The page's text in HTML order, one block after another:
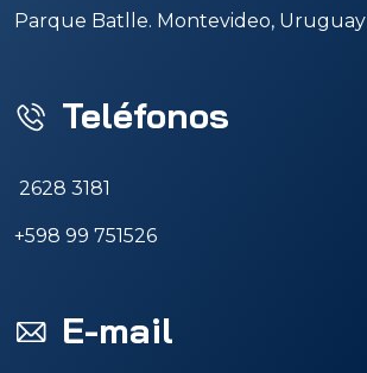
Parque Batlle. Montevideo, Uruguay
Teléfonos
2628 3181
+598 99 751526
E-mail